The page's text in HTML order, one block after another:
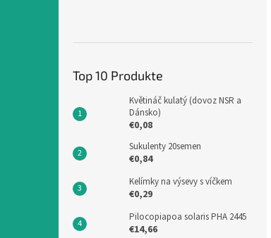
Top 10 Produkte
Květináč kulatý (dovoz NSR a
Dánsko)
€0,08
Sukulenty 20semen
€0,84
Kelímky na výsevy s víčkem
€0,29
Pilocopiapoa solaris PHA 2445
€14,66